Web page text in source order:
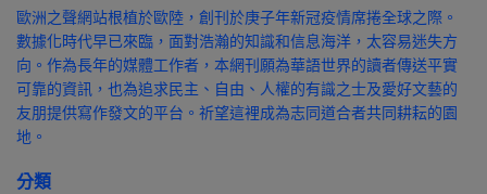
歐洲之聲網站根植於歐陸，創刊於庚子年新冠疫情席捲全球之際。
數據化時代早已來臨，面對浩瀚的知識和信息海洋，太容易迷失方
向。作為長年的媒體工作者，本網刊願為華語世界的讀者傳送平實
可靠的資訊，也為追求民主、自由、人權的有識之士及愛好文藝的
友朋提供寫作發文的平台。祈望這裡成為志同道合者共同耕耘的園
地。
分類